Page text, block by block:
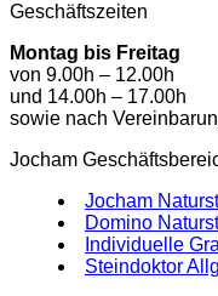
Geschäftszeiten
Montag bis Freitag
von 9.00h – 12.00h
und 14.00h – 17.00h
sowie nach
Jocham
Jocham
Domino
Individuelle
Steindoktor